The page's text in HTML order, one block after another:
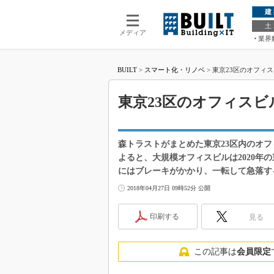
メディア
業界
BUILT > スマート化・リノベ > 東京23区のオフィ
東京23区のオフィスビ
森トラストがまとめた東京23区内のオ
よると、大規模オフィスビルは2020年
にはブレーキがかかり、一転して急落
2018年04月27日 09時52分 公開
印刷する 見る
この記事は会員限定